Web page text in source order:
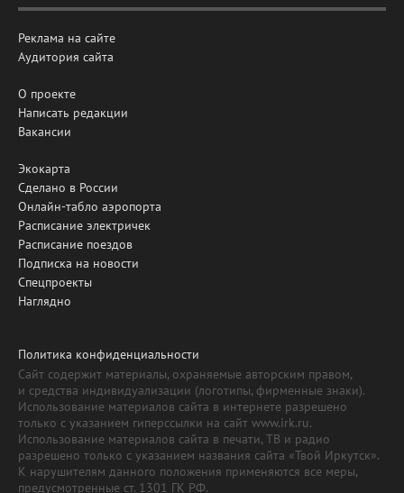
Реклама на сайте
Аудитория сайта
О проекте
Написать редакции
Вакансии
Экокарта
Сделано в России
Онлайн-табло аэропорта
Расписание электричек
Расписание поездов
Подписка на новости
Спецпроекты
Наглядно
Политика конфиденциальности
Сайт содержит материалы, охраняемые авторским правом,
и средства индивидуализации (логотипы, фирменные знаки).
Использование материалов сайта в интернете разрешено
только с указанием гиперссылки на сайт www.irk.ru.
Использование материалов сайта в печати, ТВ и радио
разрешено только с указанием названия сайта «Твой Иркутск».
К нарушителям данного положения применяются все меры,
предусмотренные ст. 1301 ГК РФ.